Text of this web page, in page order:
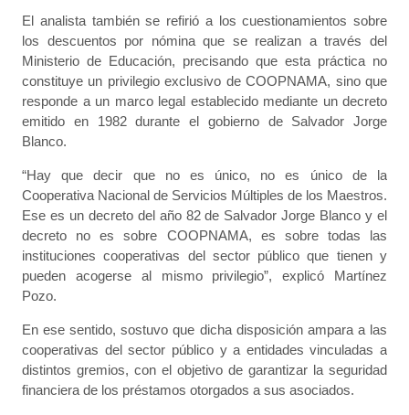
El analista también se refirió a los cuestionamientos sobre
los descuentos por nómina que se realizan a través del
Ministerio de Educación, precisando que esta práctica no
constituye un privilegio exclusivo de COOPNAMA, sino que
responde a un marco legal establecido mediante un decreto
emitido en 1982 durante el gobierno de Salvador Jorge
Blanco.
“Hay que decir que no es único, no es único de la
Cooperativa Nacional de Servicios Múltiples de los Maestros.
Ese es un decreto del año 82 de Salvador Jorge Blanco y el
decreto no es sobre COOPNAMA, es sobre todas las
instituciones cooperativas del sector público que tienen y
pueden acogerse al mismo privilegio”, explicó Martínez
Pozo.
En ese sentido, sostuvo que dicha disposición ampara a las
cooperativas del sector público y a entidades vinculadas a
distintos gremios, con el objetivo de garantizar la seguridad
financiera de los préstamos otorgados a sus asociados.